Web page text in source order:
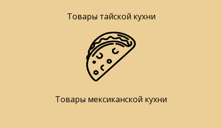
Товары тайской кухни
Товары мексиканской кухни